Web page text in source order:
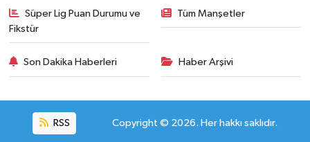
Süper Lig Puan Durumu ve
Fikstür
Tüm Manşetler
Son Dakika Haberleri Haber Arşivi
RSS Copyright © 2026. Her hakkı saklıdır.